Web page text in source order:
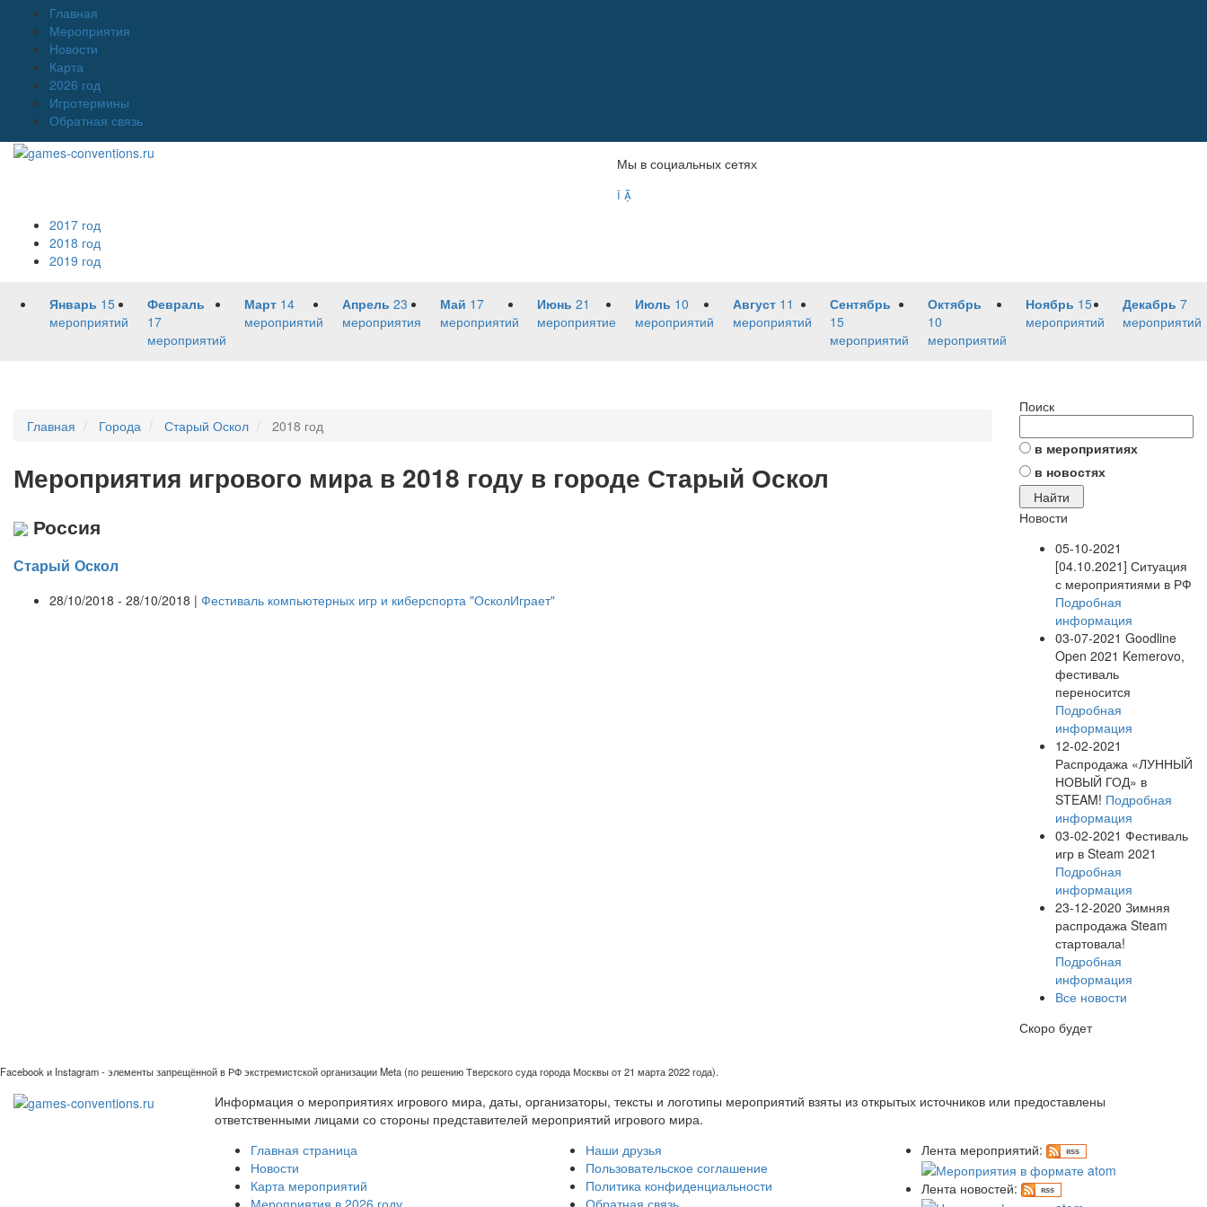
Главная
Мероприятия
Новости
Карта
2026 год
Игротермины
Обратная связь
Мы в социальных сетях
 
2017 год
2018 год
2019 год
Январь 15
мероприятий
Февраль
17
мероприятий
Март 14
мероприятий
Апрель 23
мероприятия
Май 17
мероприятий
Июнь 21
мероприятие
Июль 10
мероприятий
Август 11
мероприятий
Сентябрь
15
мероприятий
Октябрь
10
мероприятий
Ноябрь 15
мероприятий
Декабрь 7
мероприятий
Главная Города Старый Оскол 2018 год
Мероприятия игрового мира в 2018 году в городе Старый Оскол
Россия
Старый Оскол
28/10/2018 - 28/10/2018 | Фестиваль компьютерных игр и киберспорта "ОсколИграет"
Поиск
в мероприятиях
в новостях
Новости
05-10-2021
[04.10.2021] Ситуация
с мероприятиями в РФ
Подробная
информация
03-07-2021 Goodline
Open 2021 Kemerovo,
фестиваль
переносится
Подробная
информация
12-02-2021
Распродажа «ЛУННЫЙ
НОВЫЙ ГОД» в
STEAM! Подробная
информация
03-02-2021 Фестиваль
игр в Steam 2021
Подробная
информация
23-12-2020 Зимняя
распродажа Steam
стартовала!
Подробная
информация
Все новости
Скоро будет
Facebook и Instagram - элементы запрещённой в РФ экстремистской организации Meta (по решению Тверского суда города Москвы от 21 марта 2022 года).
Информация о мероприятиях игрового мира, даты, организаторы, тексты и логотипы мероприятий взяты из открытых источников или предоставлены
ответственными лицами со стороны представителей мероприятий игрового мира.
Главная страница
Новости
Карта мероприятий
Мероприятия в 2026 году
Наши друзья
Пользовательское соглашение
Политика конфиденциальности
Обратная связь
Лента мероприятий:
Лента новостей: